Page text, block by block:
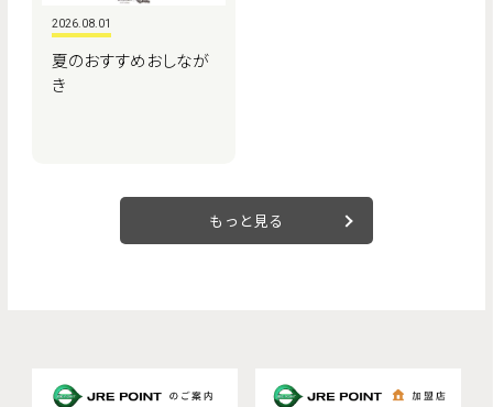
2026.08.01
夏のおすすめおしなが
き
もっと見る